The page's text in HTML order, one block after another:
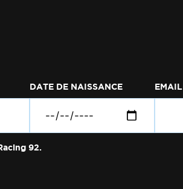
DATE DE NAISSANCE EMAIL
92.